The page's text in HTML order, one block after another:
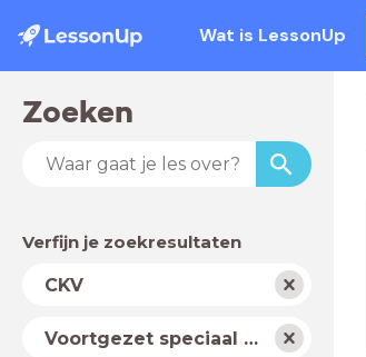
Wat is LessonUp
Zoeken
Verfijn je zoekresultaten
VakCKV
Schooltype Voortgezet speciaal onderwijs